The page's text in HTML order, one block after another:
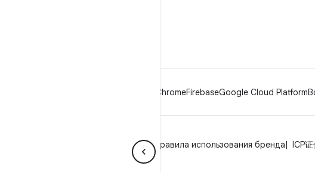
ChromeFirebaseGoogle Cloud Platform
Лицензия Правила использования бренда ICP